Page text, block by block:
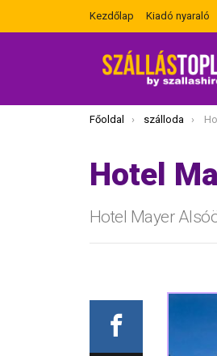
Kezdőlap Kiadó nyaraló
Itt vagy most:
Főoldal szálloda
Hotel
Hotel Mayer